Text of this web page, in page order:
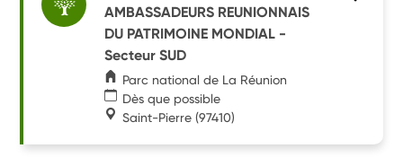
AMBASSADEURS REUNIONNAIS
DU PATRIMOINE MONDIAL -
Secteur SUD
Parc national de La Réunion
Dès que possible
Saint-Pierre (97410)